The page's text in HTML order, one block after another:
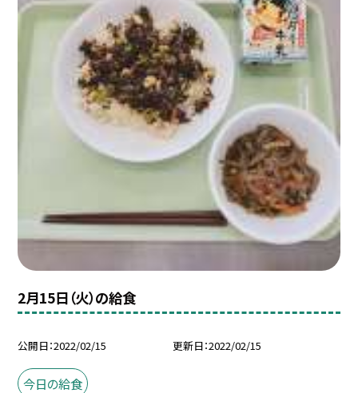
2月15日（火）の給食
公開日 2022/02/15 更新日 2022/02/15
今日の給食